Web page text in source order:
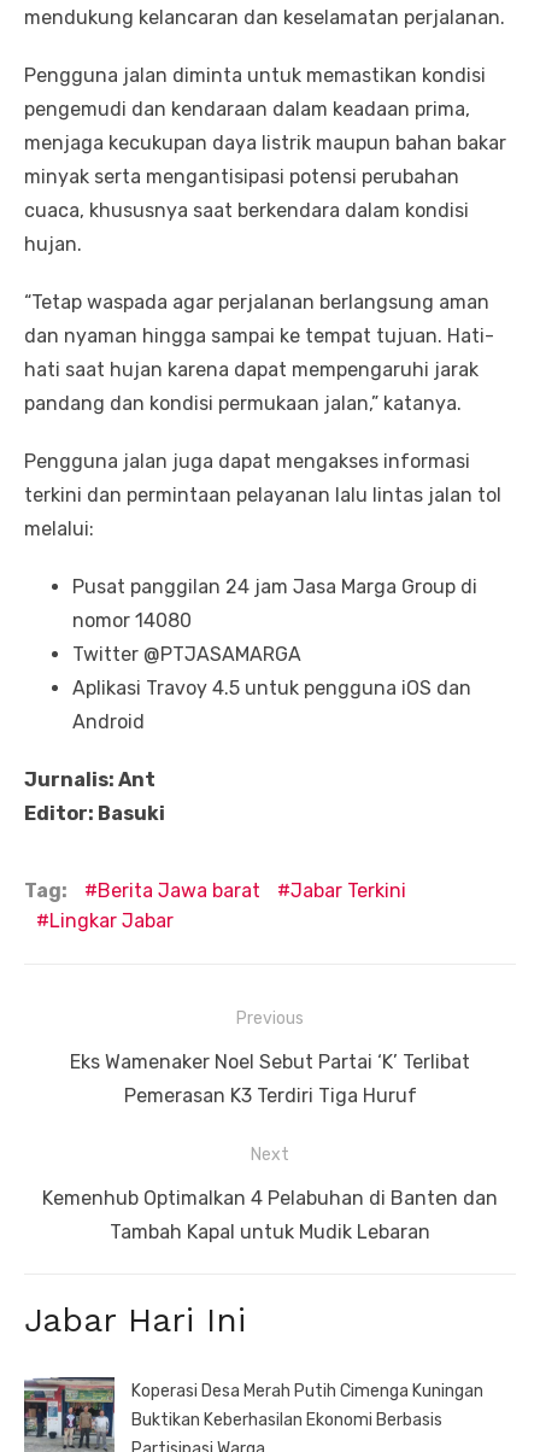
mendukung kelancaran dan keselamatan perjalanan.
Pengguna jalan diminta untuk memastikan kondisi
pengemudi dan kendaraan dalam keadaan prima,
menjaga kecukupan daya listrik maupun bahan bakar
minyak serta mengantisipasi potensi perubahan
cuaca, khususnya saat berkendara dalam kondisi
hujan.
“Tetap waspada agar perjalanan berlangsung aman
dan nyaman hingga sampai ke tempat tujuan. Hati-
hati saat hujan karena dapat mempengaruhi jarak
pandang dan kondisi permukaan jalan,” katanya.
Pengguna jalan juga dapat mengakses informasi
terkini dan permintaan pelayanan lalu lintas jalan tol
melalui:
Pusat panggilan 24 jam Jasa Marga Group di
nomor 14080
Twitter @PTJASAMARGA
Aplikasi Travoy 4.5 untuk pengguna iOS dan
Android
Jurnalis: Ant
Editor: Basuki
Tag: Berita Jawa barat
Jabar Terkini
Lingkar Jabar
pos
Previous
Previous
Eks Wamenaker Noel Sebut Partai ‘K’ Terlibat
Pemerasan K3 Terdiri Tiga Huruf
Next
Next
Kemenhub Optimalkan 4 Pelabuhan di Banten dan
Tambah Kapal untuk Mudik Lebaran
Jabar Hari Ini
Koperasi Desa Merah Putih Cimenga Kuningan
Buktikan Keberhasilan Ekonomi Berbasis